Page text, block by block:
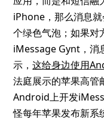
iPhone，那么消息
个绿色气泡；如果对
iMessage Gynt，消
示，这给身边使用
法庭展示的苹果高管
Android上开发
怪每年苹果发布新系